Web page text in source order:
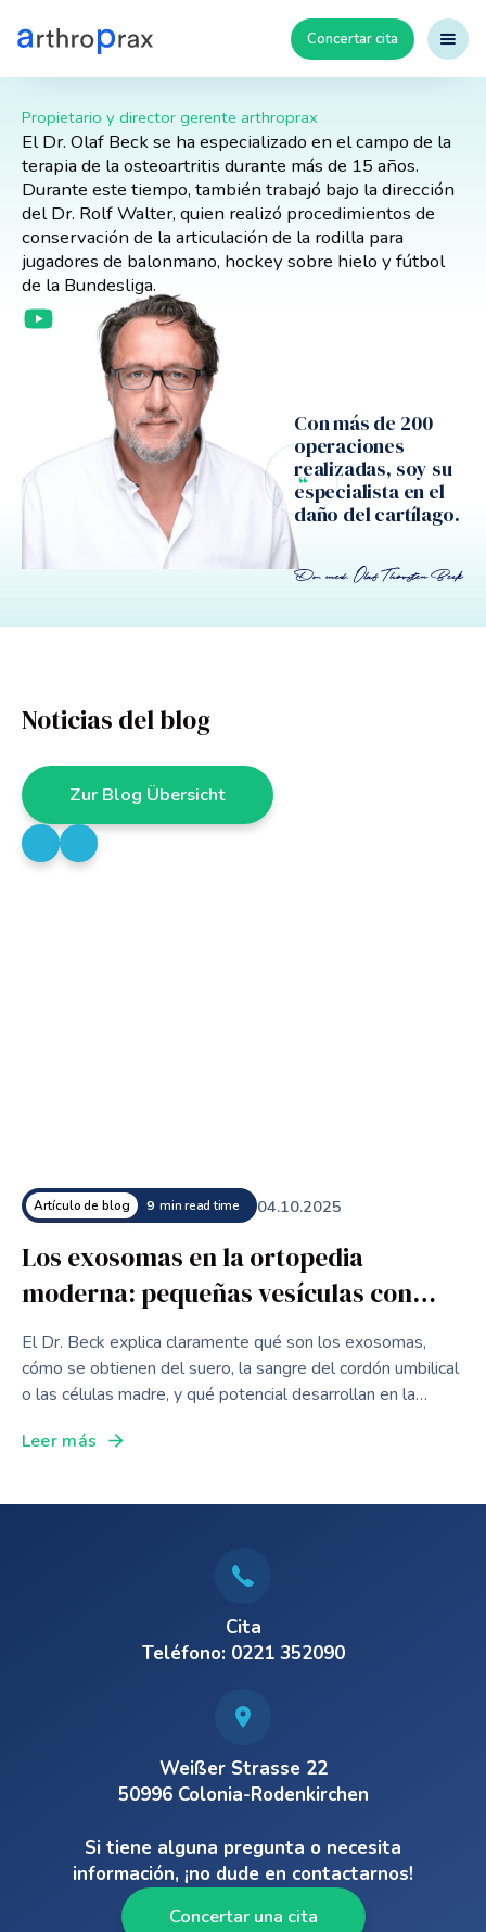
Concertar cita
Dr. Olaf Beck
Propietario y director gerente arthroprax
El Dr. Olaf Beck se ha especializado en el campo de la
terapia de la osteoartritis durante más de 15 años.
Durante este tiempo, también trabajó bajo la dirección
del Dr. Rolf Walter, quien realizó procedimientos de
conservación de la articulación de la rodilla para
jugadores de balonmano, hockey sobre hielo y fútbol
de la Bundesliga.
Con más de 200
operaciones
realizadas, soy su
especialista en el
daño del cartílago.
Noticias del blog
Zur Blog Übersicht
Artículo de blog 9 min read time 04.10.2025
Los exosomas en la ortopedia
moderna: pequeñas vesículas con
grandes efectos
El Dr. Beck explica claramente qué son los exosomas,
cómo se obtienen del suero, la sangre del cordón umbilical
o las células madre, y qué potencial desarrollan en la
biomarcadores de diagnóstico.
Leer más
Cita
Teléfono: 0221 352090
Weißer Strasse 22
50996 Colonia-Rodenkirchen
Si tiene alguna pregunta o necesita
información, ¡no dude en contactarnos!
Concertar una cita